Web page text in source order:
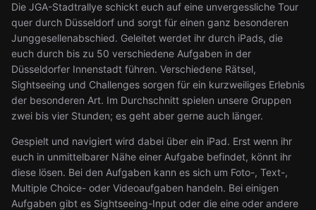
Die JGA-Stadtrallye schickt euch auf eine unvergessliche Tour
quer durch Düsseldorf und sorgt für einen ganz besonderen
Junggesellenabschied. Geleitet werdet ihr durch iPads, die
euch durch bis zu 50 verschiedene Aufgaben in der
Düsseldorfer Innenstadt führen. Verschiedene Rätsel,
Sightseeing und Challenges sorgen für ein kurzweiliges Erlebnis
der besonderen Art. Im Durchschnitt spielen unsere Gruppen
zwei bis vier Stunden; es geht aber gerne auch länger.
Gespielt und navigiert wird dabei über ein iPad. Erst wenn ihr
euch in unmittelbarer Nähe einer Aufgabe befindet, könnt ihr
diese lösen. Bei den Aufgaben kann es sich um Foto-, Text-,
Multiple Choice- oder Videoaufgaben handeln. Bei einigen
Aufgaben gibt es Sightseeing-Input oder die eine oder andere